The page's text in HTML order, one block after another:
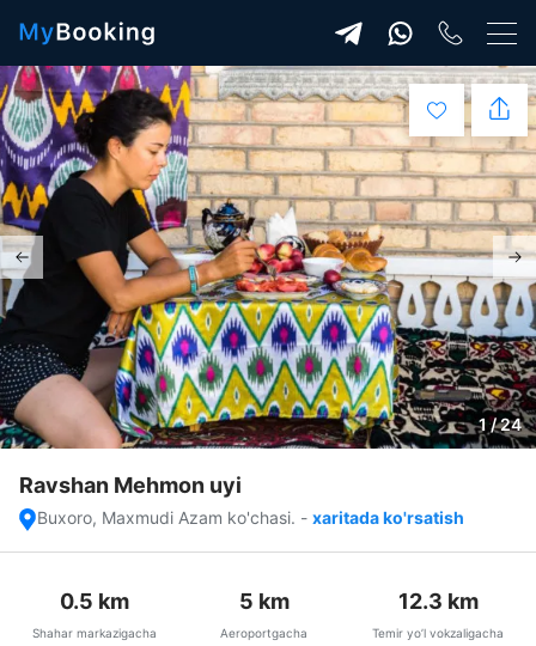
1 / 24
Ravshan Mehmon uyi
Buxoro, Maxmudi Azam ko'chasi. - xaritada ko'rsatish
0.5 km
Shahar markazigacha
5 km
Aeroportgacha
12.3 km
Temir yo’l vokzaligacha